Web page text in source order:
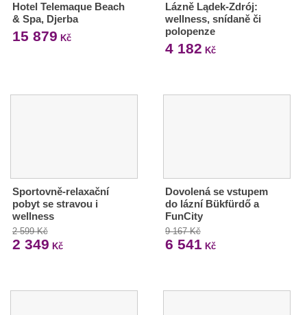
Hotel Telemaque Beach
& Spa, Djerba
15 879 Kč
Lázně Lądek-Zdrój:
wellness, snídaně či
polopenze
4 182 Kč
Sportovně-relaxační
pobyt se stravou i
wellness
2 599 Kč
2 349 Kč
Dovolená se vstupem
do lázní Bükfürdő a
FunCity
9 167 Kč
6 541 Kč